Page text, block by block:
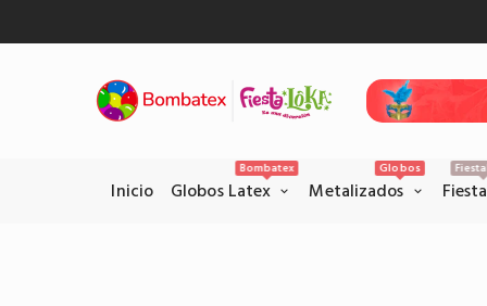
Inicio Globos Latex
Bombatex
Metalizados
Globos
Fiesta